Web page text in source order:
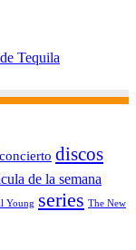
Tequila
concierto discos
de la semana
Young series The New